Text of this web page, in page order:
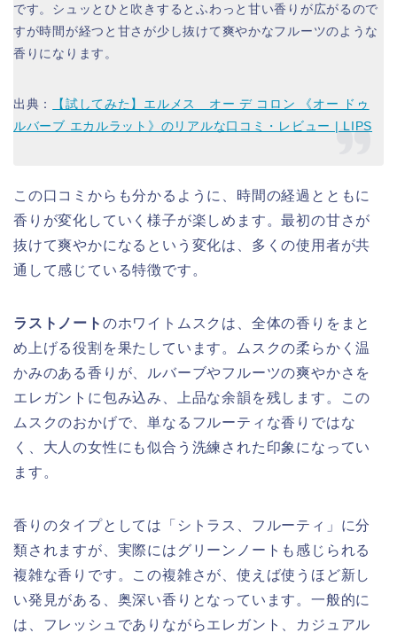
です。シュッとひと吹きするとふわっと甘い香りが広がるので
すが時間が経つと甘さが少し抜けて爽やかなフルーツのような
香りになります。
出典：
【試してみた】エルメス オー デ コロン 《オー ドゥ
ルバーブ エカルラット》のリアルな口コミ・レビュー | LIPS
この口コミからも分かるように、時間の経過とともに
香りが変化していく様子が楽しめます。最初の甘さが
抜けて爽やかになるという変化は、多くの使用者が共
通して感じている特徴です。
ラストノート のホワイトムスクは、全体の香りをまと
め上げる役割を果たしています。ムスクの柔らかく温
かみのある香りが、ルバーブやフルーツの爽やかさを
エレガントに包み込み、上品な余韻を残します。この
ムスクのおかげで、単なるフルーティな香りではな
く、大人の女性にも似合う洗練された印象になってい
ます。
香りのタイプとしては「シトラス、フルーティ」に分
類されますが、実際にはグリーンノートも感じられる
複雑な香りです。この複雑さが、使えば使うほど新し
い発見がある、奥深い香りとなっています。一般的に
は、フレッシュでありながらエレガント、カジュアル